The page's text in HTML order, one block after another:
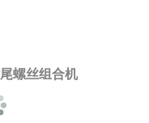
丝组合机